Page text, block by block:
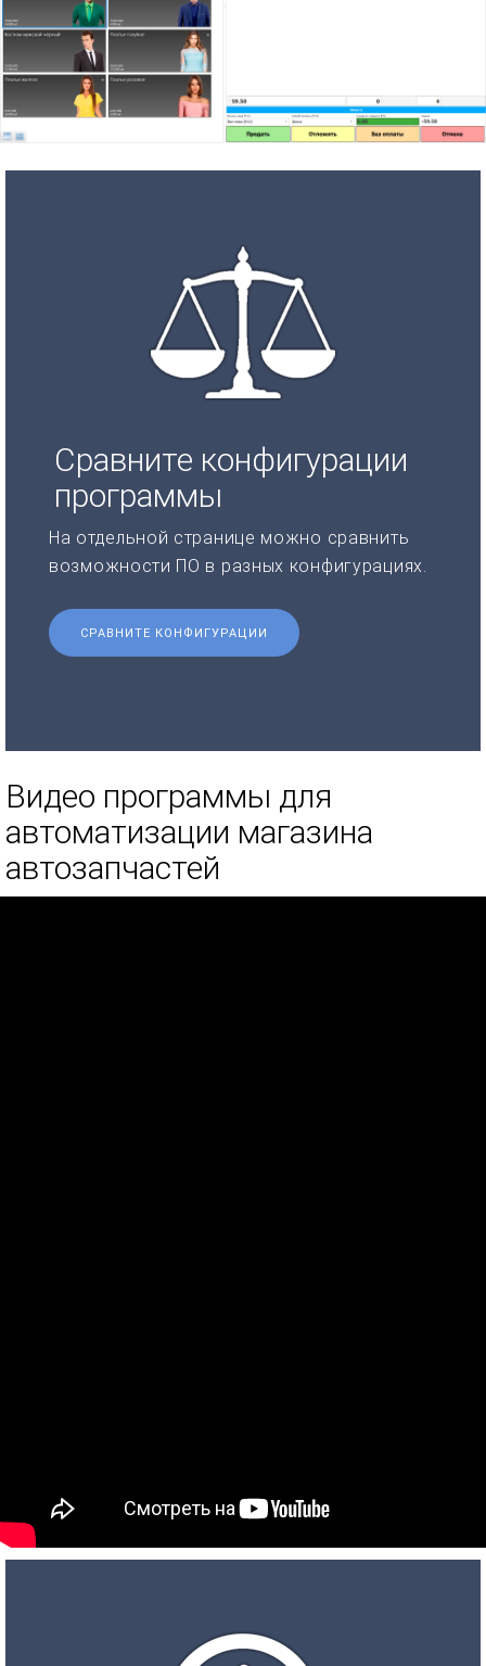
Сравните конфигурации
программы
На отдельной странице можно сравнить
возможности ПО в разных конфигурациях.
СРАВНИТЕ КОНФИГУРАЦИИ
Видео программы для
автоматизации магазина
автозапчастей